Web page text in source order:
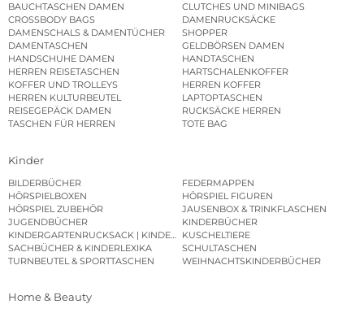
BAUCHTASCHEN DAMEN
CLUTCHES UND MINIBAGS
CROSSBODY BAGS
DAMENRUCKSÄCKE
DAMENSCHALS & DAMENTÜCHER
SHOPPER
DAMENTASCHEN
GELDBÖRSEN DAMEN
HANDSCHUHE DAMEN
HANDTASCHEN
HERREN REISETASCHEN
HARTSCHALENKOFFER
KOFFER UND TROLLEYS
HERREN KOFFER
HERREN KULTURBEUTEL
LAPTOPTASCHEN
REISEGEPÄCK DAMEN
RUCKSÄCKE HERREN
TASCHEN FÜR HERREN
TOTE BAG
Kinder
BILDERBÜCHER
FEDERMAPPEN
HÖRSPIELBOXEN
HÖRSPIEL FIGUREN
HÖRSPIEL ZUBEHÖR
JAUSENBOX & TRINKFLASCHEN
JUGENDBÜCHER
KINDERBÜCHER
KINDERGARTENRUCKSACK | KINDERGARTENBEUTEL
KUSCHELTIERE
SACHBÜCHER & KINDERLEXIKA
SCHULTASCHEN
TURNBEUTEL & SPORTTASCHEN
WEIHNACHTSKINDERBÜCHER
Home & Beauty